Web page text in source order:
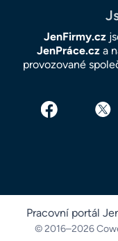
JenFirmy.cz
JenPráce.cza
provozované
Pracovní portál
© 2016–2026